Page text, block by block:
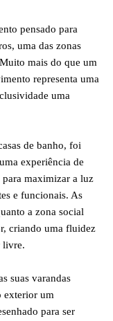
pensado para
uma das zonas
mais do que um
representa uma
uma
de banho, foi
experiência de
para maximizar a luz
e funcionais. As
a zona social
criando uma fluidez
livre.
suas varandas
exterior um
para ser